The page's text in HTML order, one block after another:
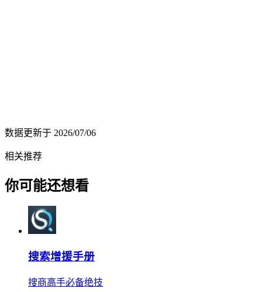
数据更新于 2026/07/06
相关推荐
你可能还想看
搜索增援手册
搜商高手必备绝技